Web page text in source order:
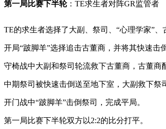
第一局比赛下半轮：TE求生者对阵GR监管者
TE的求生者选择了大副、祭司、“心理学家”
开局“跛脚羊”选择追击古董商，并将其快速击
守椅战中大副和祭司轮流救下古董商，古董商
中期祭司被快速击倒送至地下室，大副救下祭
开门战中“跛脚羊”击倒祭司，完成平局。
第一局比赛下半轮双方以2:2的比分打平。